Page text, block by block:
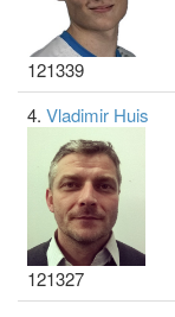
121339
4. Vladimir Huis
121327